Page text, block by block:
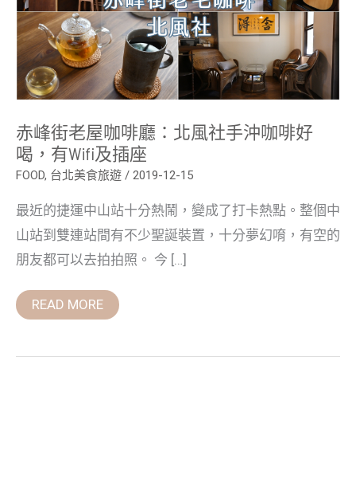
赤峰街老屋咖啡廳：北風社手沖咖啡好
喝，有wifi及插座
FOOD, 台北美食旅遊 / 2019-12-15
最近的捷運中山站十分熱鬧，變成了打卡熱點。整個中
山站到雙連站間有不少聖誕裝置，十分夢幻唷，有空的
朋友都可以去拍拍照。 今 […]
啡
廳：
北
風
社
手
沖
咖
好
喝，
有
wifi
座
READ MORE